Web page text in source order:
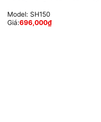
Model: SH150
Giá:696,000₫